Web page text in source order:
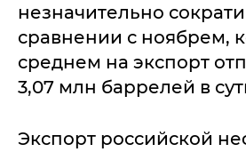
незначительно
сравнении с ноябрем,
среднем на экспорт
3,07 млн баррелей в
Экспорт российской